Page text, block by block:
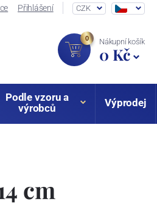
Přihlášení CZK
0 Nákupní košík
0 Kč
Podle vzoru a
výrobců
Výprodej
cm